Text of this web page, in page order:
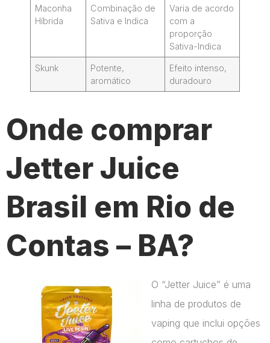
Maconha
Híbrida
Combinação de
Sativa e Indica
Varia de acordo
com a
proporção
Sativa-Indica
Skunk
Potente,
aromático
Efeito intenso,
duradouro
Onde comprar
Jetter Juice
Brasil em Rio de
Contas – BA?
O “Jetter Juice” é uma
linha de produtos de
vaping que inclui opções